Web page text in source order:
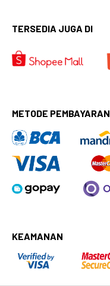
TERSEDIA JUGA DI
METODE PEMBAYARAN
KEAMANAN